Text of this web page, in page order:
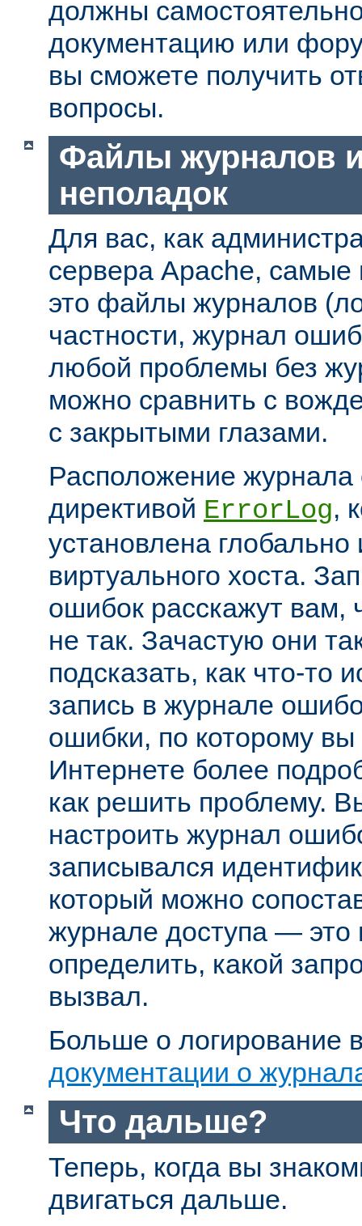
должны
документацию или
вы сможете получить
вопросы.
Файлы журналов
неполадок
Для вас, как
сервера Apache,
это файлы журналов
частности, журнал
любой проблемы без
можно сравнить с
с закрытыми глазами.
Расположение журнала
директивой ErrorLog,
установлена
виртуального хоста.
ошибок расскажут вам,
не так. Зачастую они
подсказать, как что-то
запись в журнале
ошибки, по которому
Интернете более
как решить проблему.
настроить журнал
записывался
который можно
журнале доступа — это
определить, какой
вызвал.
Больше о логирование
документации о
Что дальше?
Теперь, когда вы
двигаться дальше.